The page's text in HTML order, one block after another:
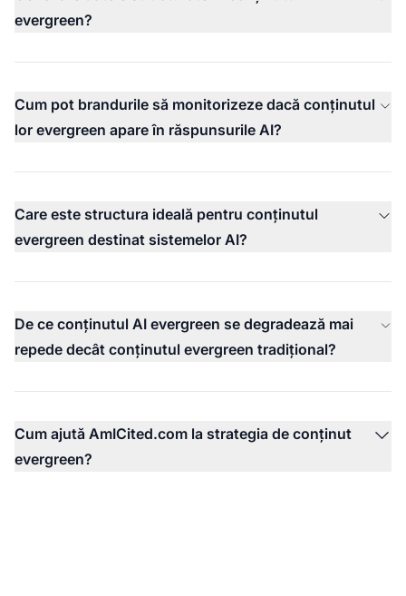
evergreen?
Cum pot brandurile să monitorizeze dacă conținutul
lor evergreen apare în răspunsurile AI?
Care este structura ideală pentru conținutul
evergreen destinat sistemelor AI?
De ce conținutul AI evergreen se degradează mai
repede decât conținutul evergreen tradițional?
Cum ajută AmICited.com la strategia de conținut
evergreen?